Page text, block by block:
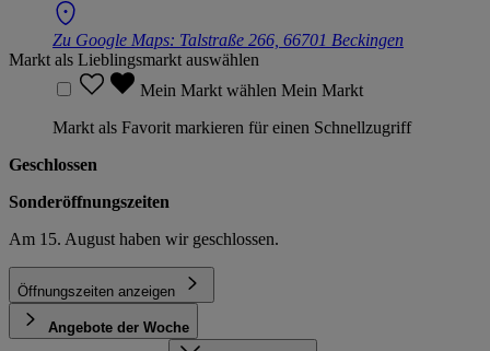
Zu Google Maps: Talstraße 266, 66701 Beckingen
Markt als Lieblingsmarkt auswählen
Mein Markt wählen Mein Markt
Markt als Favorit markieren für einen Schnellzugriff
Geschlossen
Sonderöffnungszeiten
Am 15. August haben wir geschlossen.
Öffnungszeiten anzeigen
Angebote der Woche